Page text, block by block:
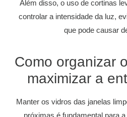
Além disso, o uso de cortinas
controlar a intensidade da luz,
que pode causar
Como organizar
maximizar a
Manter os vidros das janelas